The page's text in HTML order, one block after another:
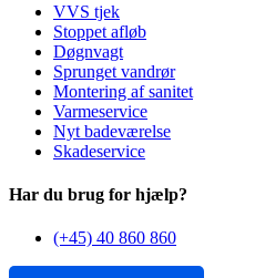
VVS tjek
Stoppet afløb
Døgnvagt
Sprunget vandrør
Montering af sanitet
Varmeservice
Nyt badeværelse
Skadeservice
Har du brug for hjælp?
(+45) 40 860 860